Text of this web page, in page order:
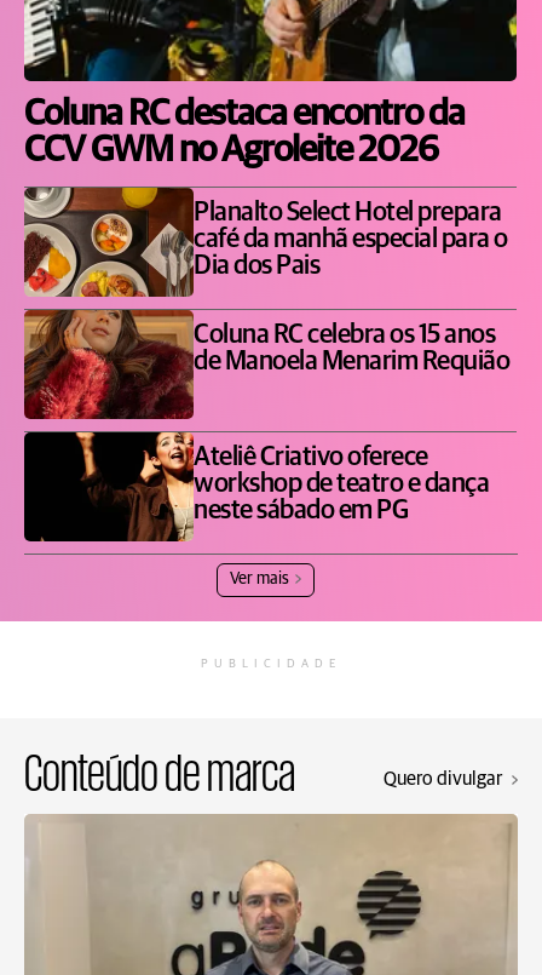
Coluna RC destaca encontro da
CCV GWM no Agroleite 2026
Planalto Select Hotel prepara
café da manhã especial para o
Dia dos Pais
Coluna RC celebra os 15 anos
de Manoela Menarim Requião
Ateliê Criativo oferece
workshop de teatro e dança
neste sábado em PG
Ver mais
PUBLICIDADE
Conteúdo de marca Quero divulgar